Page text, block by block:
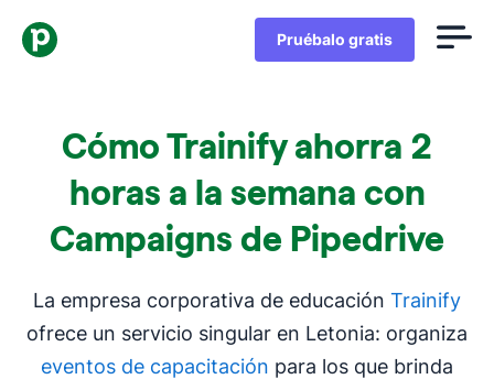
Pruébalo gratis
Cómo Trainify ahorra 2
horas a la semana con
Campaigns de Pipedrive
La empresa corporativa de educación Trainify
ofrece un servicio singular en Letonia: organiza
eventos de capacitación para los que brinda